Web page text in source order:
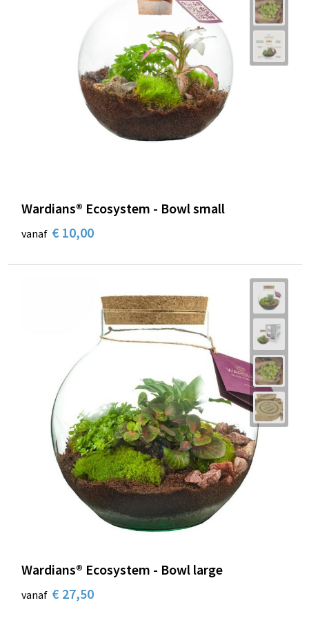
Wardians® Ecosystem - Bowl small
vanaf € 10,00
Wardians® Ecosystem - Bowl large
vanaf € 27,50